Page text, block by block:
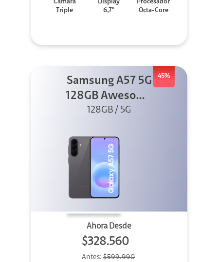
Cámara
Triple
Display
6,7"
Procesador
Octa-Core
45%
Samsung A57 5G
128GB Awesome
Gray
128GB / 5G
Ahora Desde
$328.560
Antes: $599.990